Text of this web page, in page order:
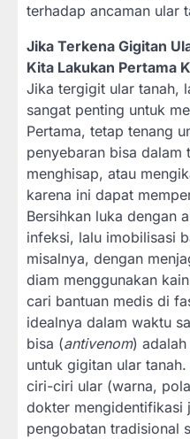
terhadap ancaman ular
Jika Terkena Gigitan
Kita Lakukan Pertama
Jika tergigit ular tanah,
sangat penting untuk
Pertama, tetap tenang
penyebaran bisa dalam
menghisap, atau
karena ini dapat
Bersihkan luka dengan
infeksi, lalu imobilisasi
misalnya, dengan
diam menggunakan
cari bantuan medis di
idealnya dalam waktu
bisa (antivenom)
untuk gigitan ular
ciri-ciri ular (warna,
dokter mengidentifikasi
pengobatan tradisional